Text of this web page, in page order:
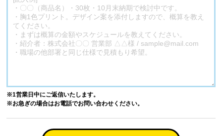
※1営業日中にご返信いたします。
※お急ぎの場合はお電話でお問い合わせください。